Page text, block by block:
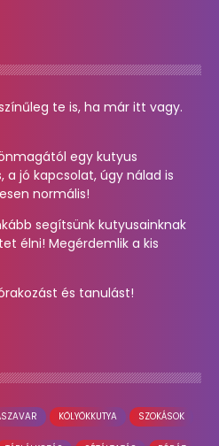
te is, ha már itt vagy.
egy kutyus
a jó kapcsolat, úgy nálad is
normális!
segítsünk kutyusainknak
élni! Megérdemlik a kis
és tanulást!
KÖLYÖKKUTYA SZOKÁSOK